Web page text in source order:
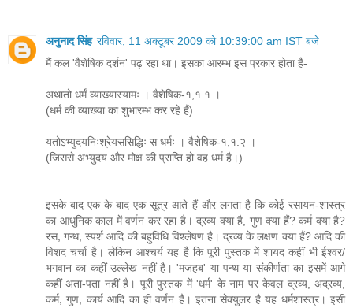
अनुनाद सिंह रविवार, 11 अक्टूबर 2009 को 10:39:00 am IST बजे
मैं कल 'वैशेषिक दर्शन' पढ़ रहा था। इसका आरम्भ इस प्रकार होता है-
अथातो धर्मं व्याख्यास्यामः । वैशेषिक-१,१.१ ।
(धर्म की व्याख्या का शुभारम्भ कर रहे हैं)
यतोऽभ्युदयनिःश्रेयससिद्धिः स धर्मः । वैशेषिक-१,१.२ ।
(जिससे अभ्युदय और मोक्ष की प्राप्ति हो वह धर्म है।)
इसके बाद एक के बाद एक सूत्र आते हैं और लगता है कि कोई रसायन-शास्त्र
का आधुनिक काल में वर्णन कर रहा है। द्रव्य क्या है, गुण क्या हैं? कर्म क्या है?
रस, गन्ध, स्पर्श आदि की बहुविधि विश्लेषण है। द्रव्य के लक्षण क्या हैं? आदि की
विशद चर्चा है। लेकिन आश्चर्य यह है कि पूरी पुस्तक में शायद कहीं भी ईश्वर/
भगवान का कहीं उल्लेख नहीं है। 'मजहब' या पन्थ या संकीर्णता का इसमें आगे
कहीं अता-पता नहीं है। पूरी पुस्तक में 'धर्म' के नाम पर केवल द्रव्य, अद्रव्य,
कर्म, गुण, कार्य आदि का ही वर्णन है। इतना सेक्युलर है यह धर्मशास्त्र। इसी